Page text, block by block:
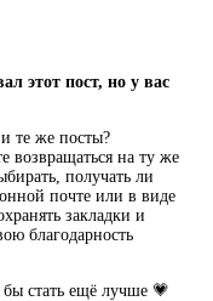
этот пост, но у вас
те же посты?
возвращаться на ту же
получать ли
почте или в виде
закладки и
благодарность
стать ещё лучше 💗